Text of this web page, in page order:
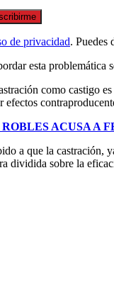
de privacidad. Puedes
esta
como castigo
efectos
ACUSA A
a que la castración,
dividida sobre la